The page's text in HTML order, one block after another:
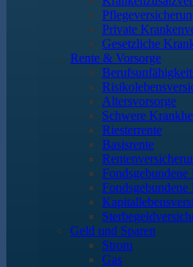
Private
Gesetzliche
Rente & Vorsorge
Altersvorsorge
Schwere
Riesterrente
Basisrente
Fondsgebundene
Geld und Sparen
Strom
Gas